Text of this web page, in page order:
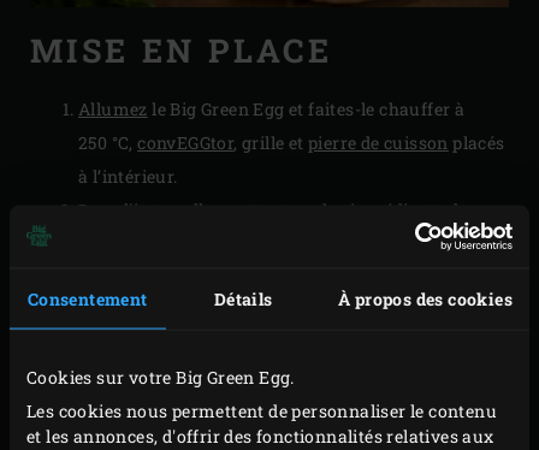
Consentement Détails À propos des cookies
Cookies sur votre Big Green Egg.
Les cookies nous permettent de personnaliser le contenu
et les annonces, d'offrir des fonctionnalités relatives aux
MISE EN PLACE
Allumez le Big Green Egg et faites-le chauffer à
250 °C,convEGGtor, grille et pierre de cuisson placés
à l’intérieur.
Dans l’intervalle, mettez tous les ingrédients dans
un saladier et pétrissez 5 minutes environ pour
de film plastique et laissez-la reposer 15 minutes.
confectionner 6 petites tortillas ou en 4 portions
égales pour obtenir des tortillas de taille standard.